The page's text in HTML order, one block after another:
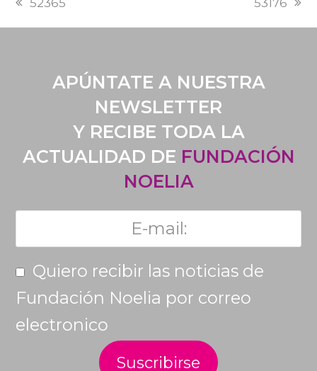
52365 53176
APÚNTATE A NUESTRA
NEWSLETTER
Y RECIBE TODA LA
ACTUALIDAD DE FUNDACIÓN
NOELIA
Quiero recibir las noticias de
Fundación Noelia por correo
electronico